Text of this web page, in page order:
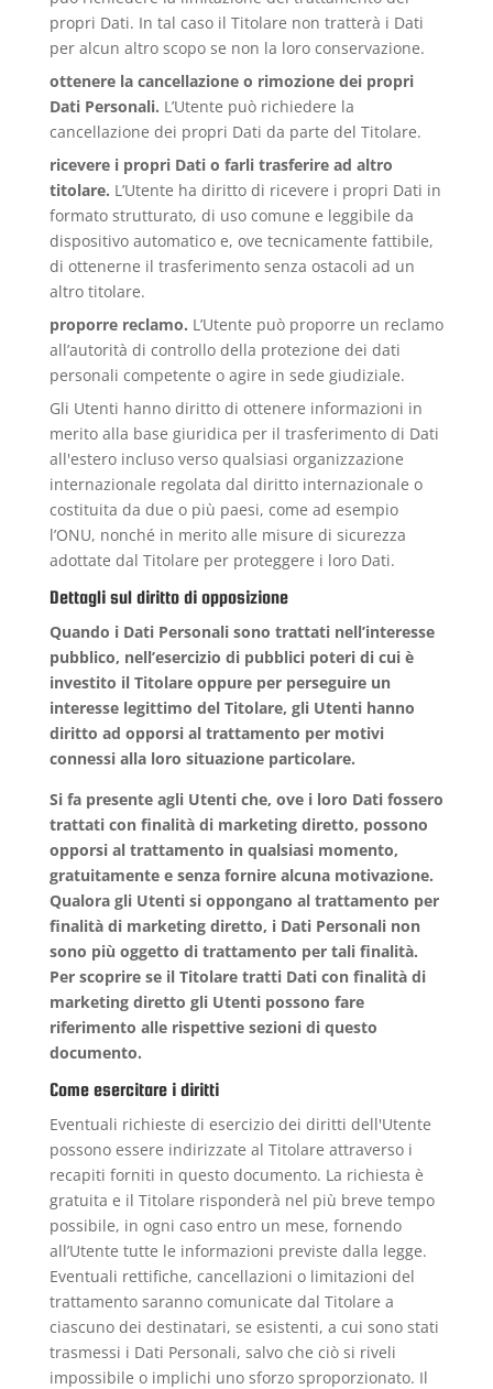
propri Dati. In tal caso il Titolare non tratterà i Dati
per alcun altro scopo se non la loro conservazione.
ottenere la cancellazione o rimozione dei propri
Dati Personali. L’Utente può richiedere la
cancellazione dei propri Dati da parte del Titolare.
ricevere i propri Dati o farli trasferire ad altro
titolare. L’Utente ha diritto di ricevere i propri Dati in
formato strutturato, di uso comune e leggibile da
dispositivo automatico e, ove tecnicamente fattibile,
di ottenerne il trasferimento senza ostacoli ad un
altro titolare.
proporre reclamo. L’Utente può proporre un reclamo
all’autorità di controllo della protezione dei dati
personali competente o agire in sede giudiziale.
Gli Utenti hanno diritto di ottenere informazioni in
merito alla base giuridica per il trasferimento di Dati
all'estero incluso verso qualsiasi organizzazione
internazionale regolata dal diritto internazionale o
costituita da due o più paesi, come ad esempio
l’ONU, nonché in merito alle misure di sicurezza
adottate dal Titolare per proteggere i loro Dati.
Dettagli sul diritto di opposizione
Quando i Dati Personali sono trattati nell’interesse
pubblico, nell’esercizio di pubblici poteri di cui è
investito il Titolare oppure per perseguire un
interesse legittimo del Titolare, gli Utenti hanno
diritto ad opporsi al trattamento per motivi
connessi alla loro situazione particolare.
Si fa presente agli Utenti che, ove i loro Dati fossero
trattati con finalità di marketing diretto, possono
opporsi al trattamento in qualsiasi momento,
gratuitamente e senza fornire alcuna motivazione.
Qualora gli Utenti si oppongano al trattamento per
finalità di marketing diretto, i Dati Personali non
sono più oggetto di trattamento per tali finalità.
Per scoprire se il Titolare tratti Dati con finalità di
marketing diretto gli Utenti possono fare
riferimento alle rispettive sezioni di questo
documento.
Come esercitare i diritti
Eventuali richieste di esercizio dei diritti dell'Utente
possono essere indirizzate al Titolare attraverso i
recapiti forniti in questo documento. La richiesta è
gratuita e il Titolare risponderà nel più breve tempo
possibile, in ogni caso entro un mese, fornendo
all’Utente tutte le informazioni previste dalla legge.
Eventuali rettifiche, cancellazioni o limitazioni del
trattamento saranno comunicate dal Titolare a
ciascuno dei destinatari, se esistenti, a cui sono stati
trasmessi i Dati Personali, salvo che ciò si riveli
impossibile o implichi uno sforzo sproporzionato. Il